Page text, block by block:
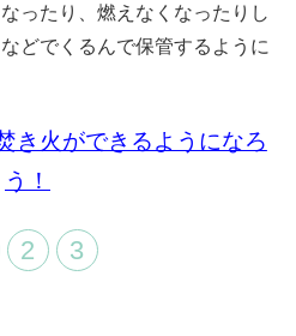
ったり、燃えなくなったりし
どでくるんで保管するように
き火ができるようになろ
う！
2 3